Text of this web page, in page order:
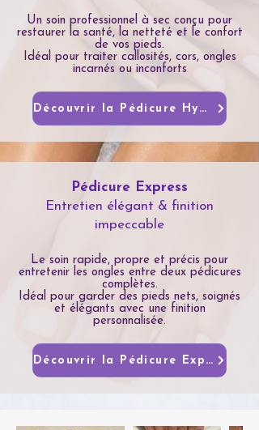
Un soin professionnel à sec conçu pour
restaurer la santé, la netteté et le confort
de vos pieds.
Idéal pour traiter callosités, cors, ongles
incarnés ou inconforts
Découvrir la Pédicure Hygiénique
Pédicure Express
Entretien élégant & finition
impeccable
Le soin rapide, propre et précis pour
entretenir les ongles entre deux pédicures
complètes.
Idéal pour garder des pieds nets, soignés
et élégants avec une finition
personnalisée.
Découvrir la Pédicure Express